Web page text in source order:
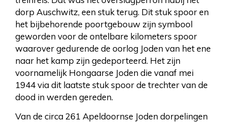
dorp Auschwitz, een stuk terug. Dit stuk spoor en
het bijbehorende poortgebouw zijn symbool
geworden voor de ontelbare kilometers spoor
waarover gedurende de oorlog Joden van het ene
naar het kamp zijn gedeporteerd. Het zijn
voornamelijk Hongaarse Joden die vanaf mei
1944 via dit laatste stuk spoor de trechter van de
dood in werden gereden.
Van de circa 261 Apeldoornse Joden dorpelingen